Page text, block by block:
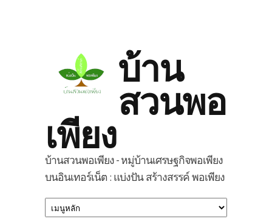
บ้าน
สวนพอ
เพียง
บ้านสวนพอเพียง - หมู่บ้านเศรษฐกิจพอเพียง
บนอินเทอร์เน็ต : แบ่งปัน สร้างสรรค์ พอเพียง